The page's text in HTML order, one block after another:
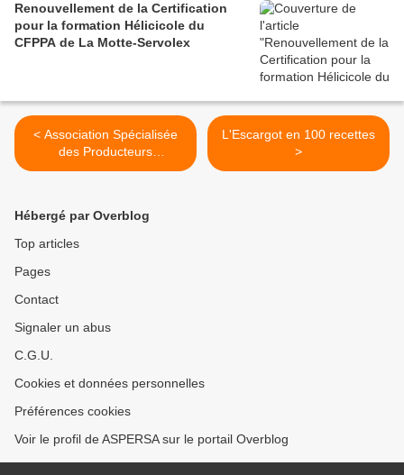
Renouvellement de la Certification
pour la formation Hélicicole du
CFPPA de La Motte-Servolex
< Association Spécialisée
des Producteurs
d'Escargots des Régions du
L'Escargot en 100 recettes
>
Hébergé par Overblog
Top articles
Pages
Contact
Signaler un abus
C.G.U.
Cookies et données personnelles
Préférences cookies
Voir le profil de ASPERSA sur le portail Overblog